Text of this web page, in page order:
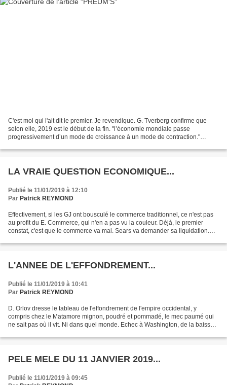
C'est moi qui l'ait dit le premier. Je revendique. G. Tverberg confirme que
selon elle, 2019 est le début de la fin. "l’économie mondiale passe
progressivement d’un mode de croissance à un mode de contraction."
LA VRAIE QUESTION ECONOMIQUE...
Publié le 11/01/2019 à 12:10
Par Patrick REYMOND
Effectivement, si les GJ ont bousculé le commerce traditionnel, ce n'est pas
au profit du E. Commerce, qui n'en a pas vu la couleur. Déjà, le premier
constat, c'est que le commerce va mal. Sears va demander sa liquidation.
L'ANNEE DE L'EFFONDREMENT...
Publié le 11/01/2019 à 10:41
Par Patrick REYMOND
D. Orlov dresse le tableau de l'effondrement de l'empire occidental, y
compris chez le Matamore mignon, poudré et pommadé, le mec paumé qui
ne sait pas où il vit. Ni dans quel monde. Echec à Washington, de la baisse
PELE MELE DU 11 JANVIER 2019...
Publié le 11/01/2019 à 09:45